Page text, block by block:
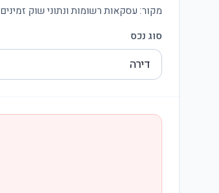
מקור: עסקאות רשומות ונתוני שוק זמינים
סוג נכס